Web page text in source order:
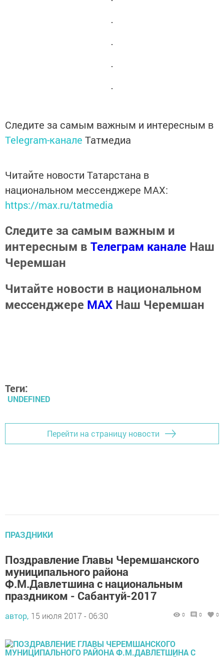
Следите за самым важным и интересным в
Telegram-канале Татмедиа
Читайте новости Татарстана в
национальном мессенджере MАХ:
https://max.ru/tatmedia
Следите за самым важным и
интересным в Телеграм канале Наш
Черемшан
Читайте новости в национальном
мессенджере MАХ Наш Черемшан
Теги:
UNDEFINED
Перейти на страницу новости
ПРАЗДНИКИ
Поздравление Главы Черемшанского
муниципального района
Ф.М.Давлетшина с национальным
праздником - Сабантуй-2017
автор, 15 июля 2017 - 06:30 0 0 0